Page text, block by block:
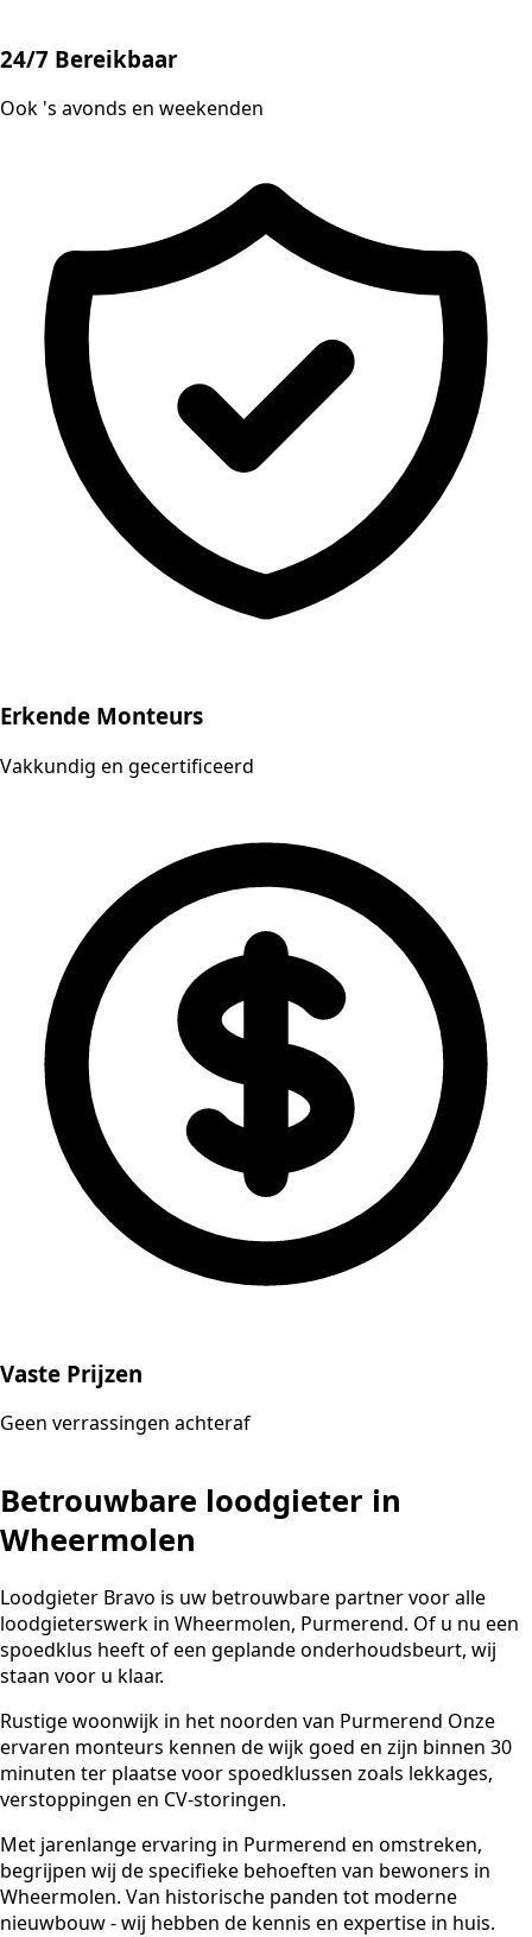
24/7 Bereikbaar
Ook 's avonds en weekenden
Erkende Monteurs
Vakkundig en gecertificeerd
Vaste Prijzen
Geen verrassingen achteraf
Betrouwbare loodgieter in
Wheermolen
Loodgieter Bravo is uw betrouwbare partner voor alle
loodgieterswerk in Wheermolen, Purmerend. Of u nu een
spoedklus heeft of een geplande onderhoudsbeurt, wij
staan voor u klaar.
Rustige woonwijk in het noorden van Purmerend Onze
ervaren monteurs kennen de wijk goed en zijn binnen 30
minuten ter plaatse voor spoedklussen zoals lekkages,
verstoppingen en CV-storingen.
Met jarenlange ervaring in Purmerend en omstreken,
begrijpen wij de specifieke behoeften van bewoners in
Wheermolen. Van historische panden tot moderne
nieuwbouw - wij hebben de kennis en expertise in huis.